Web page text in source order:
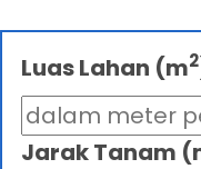
Luas Lahan (m2
Jarak Tanam